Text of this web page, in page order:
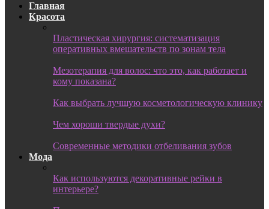
Главная
Красота
Пластическая хирургия: систематизация
оперативных вмешательств по зонам тела
Мезотерапия для волос: что это, как работает и
кому показана?
Как выбрать лучшую косметологическую клинику
Чем хороши твердые духи?
Современные методики отбеливания зубов
Мода
Как используются декоративные рейки в
интерьере?